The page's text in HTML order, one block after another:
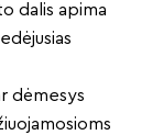
dalis apima
dėmesys